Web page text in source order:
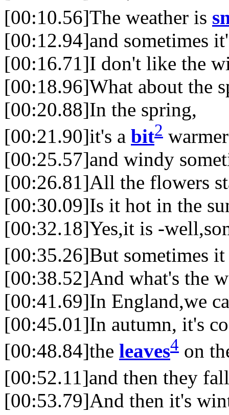
[00:10.56]The weather is
[00:12.94]and sometimes
[00:16.71]I don't like the
[00:18.96]What about the
[00:20.88]In the spring,
[00:21.90]it's a bit2
[00:25.57]and windy
[00:26.81]All the flowers
[00:30.09]Is it hot in the
[00:32.18]Yes,it is -
[00:35.26]But sometimes
[00:38.52]And what's the
[00:41.69]In England,we
[00:45.01]In autumn, it's
[00:48.84]the leaves4 on
[00:52.11]and then they
[00:53.79]And then it's